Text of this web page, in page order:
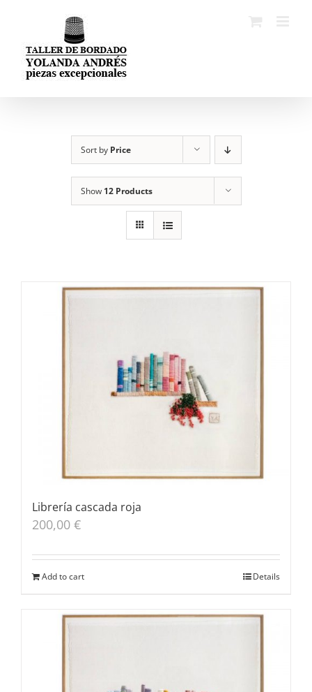
Sort by Price
Show 12 Products
Librería cascada roja
200,00 €
Add to cart Details